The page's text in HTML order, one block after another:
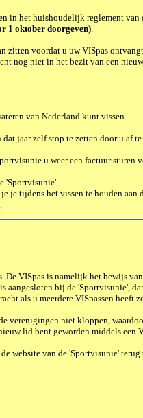
in het huishoudelijk reglement van
1 oktober doorgeven).
zitten voordat u uw VISpas
nog niet in het bezit van een
van Nederland kunt vissen.
jaar zelf stop te zetten door u af
u weer een factuur sturen
'Sportvisunie'.
tijdens het vissen te houden
VISpas is namelijk het bewijs
aangesloten bij de 'Sportvisunie',
als u meerdere VISpassen heeft
verenigingen niet kloppen,
lid bent geworden middels
website van de 'Sportvisunie' terug